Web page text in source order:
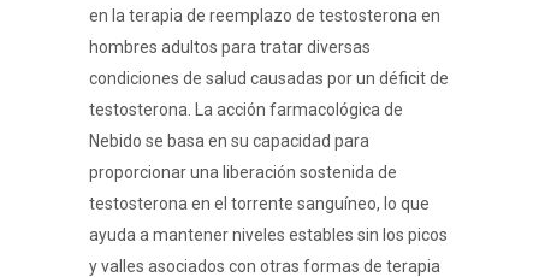
en la terapia de reemplazo de testosterona en
hombres adultos para tratar diversas
condiciones de salud causadas por un déficit de
testosterona. La acción farmacológica de
Nebido se basa en su capacidad para
proporcionar una liberación sostenida de
testosterona en el torrente sanguíneo, lo que
ayuda a mantener niveles estables sin los picos
y valles asociados con otras formas de terapia